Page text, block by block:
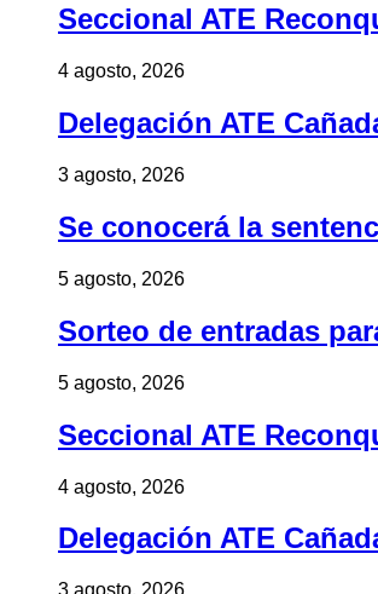
Seccional ATE
4 agosto, 2026
Delegación ATE
3 agosto, 2026
Se conocerá la
5 agosto, 2026
Sorteo de entradas
5 agosto, 2026
Seccional ATE
4 agosto, 2026
Delegación ATE